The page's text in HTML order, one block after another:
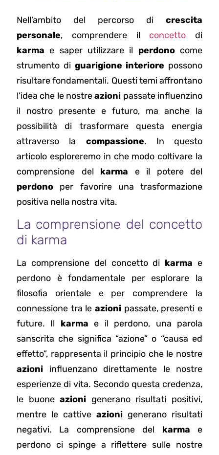
Nell’ambito del percorso di crescita
personale, comprendere il concetto di
karma e saper utilizzare il perdonocome
strumento di guarigione interiore possono
risultare fondamentali. Questi temi affrontano
l’idea che le nostreazioni passate influenzino
il nostro presente e futuro, ma anche la
possibilità di trasformare questa energia
attraverso la compassione. In questo
articolo esploreremo in che modo coltivare la
comprensione del karma e il potere del
perdono per favorire una trasformazione
positiva nella nostra vita.
La comprensione del concetto
di karma
La comprensione del concetto di karma e
perdono è fondamentale per esplorare la
filosofia orientale e per comprendere la
connessione tra le azioni passate, presenti e
future. Il karma e il perdono, una parola
sanscrita che significa “azione” o “causa ed
effetto”, rappresenta il principio che le nostre
azioni influenzano direttamente le nostre
esperienze di vita. Secondo questa credenza,
le buoneazioni generano risultati positivi,
mentre le cattive azioni generano risultati
negativi. La comprensione del karma e
perdono ci spinge a riflettere sulle nostre